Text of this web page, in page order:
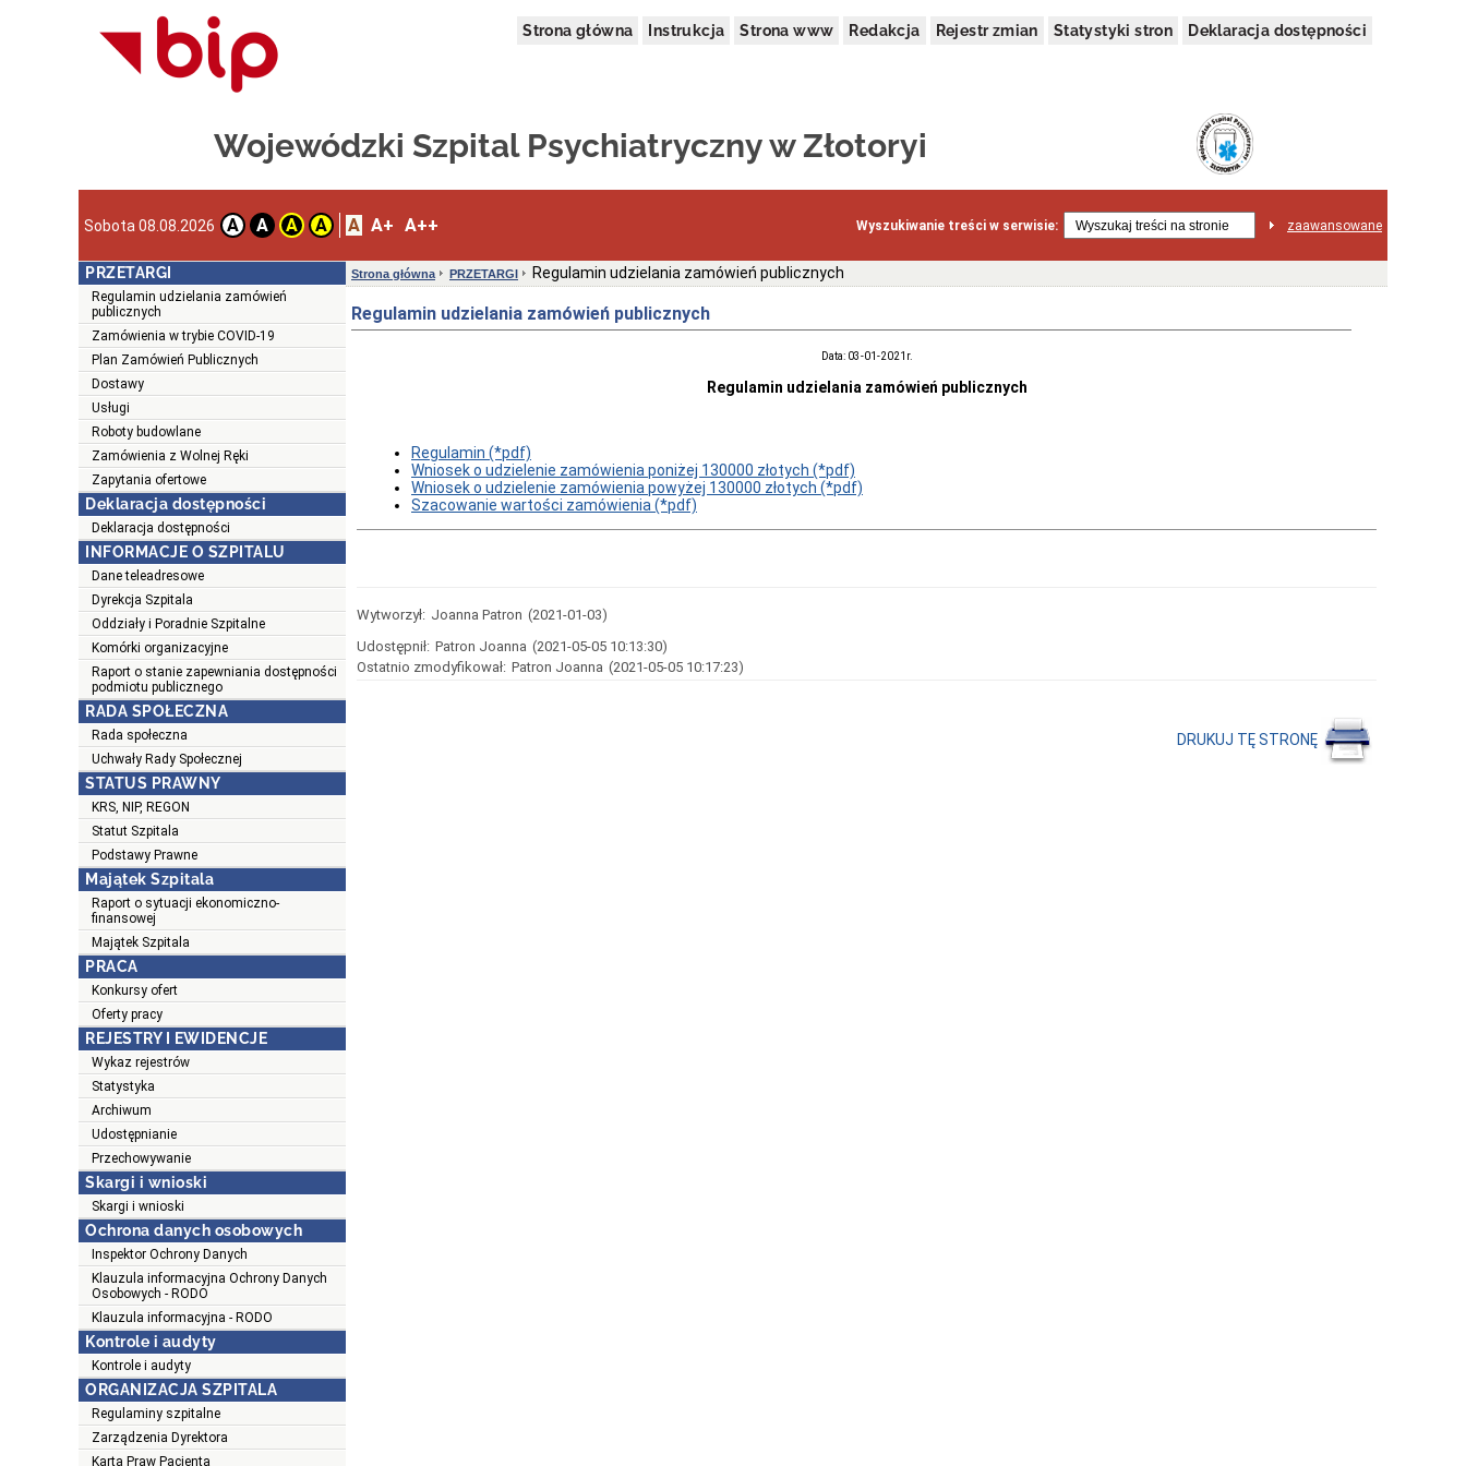
Strona główna Instrukcja Strona www Redakcja Rejestr zmian Statystyki stron Deklaracja dostępności
Wojewódzki Szpital Psychiatryczny w Złotoryi
Sobota 08.08.2026 A A A A A A+ A++ Wyszukiwanie treści w serwisie: zaawansowane
PRZETARGI
Regulamin udzielania zamówień
publicznych
Zamówienia w trybie COVID-19
Plan Zamówień Publicznych
Dostawy
Usługi
Roboty budowlane
Zamówienia z Wolnej Ręki
Zapytania ofertowe
Deklaracja dostępności
Deklaracja dostępności
INFORMACJE O SZPITALU
Dane teleadresowe
Dyrekcja Szpitala
Oddziały i Poradnie Szpitalne
Komórki organizacyjne
Raport o stanie zapewniania dostępności
podmiotu publicznego
RADA SPOŁECZNA
Rada społeczna
Uchwały Rady Społecznej
STATUS PRAWNY
KRS, NIP, REGON
Statut Szpitala
Podstawy Prawne
Majątek Szpitala
Raport o sytuacji ekonomiczno-
finansowej
Majątek Szpitala
PRACA
Konkursy ofert
Oferty pracy
REJESTRY I EWIDENCJE
Wykaz rejestrów
Statystyka
Archiwum
Udostępnianie
Przechowywanie
Skargi i wnioski
Skargi i wnioski
Ochrona danych osobowych
Inspektor Ochrony Danych
Klauzula informacyjna Ochrony Danych
Osobowych - RODO
Klauzula informacyjna - RODO
Kontrole i audyty
Kontrole i audyty
ORGANIZACJA SZPITALA
Regulaminy szpitalne
Zarządzenia Dyrektora
Karta Praw Pacjenta
Strona główna PRZETARGI Regulamin udzielania zamówień publicznych
Regulamin udzielania zamówień publicznych
Data: 03-01-2021r.
Regulamin udzielania zamówień publicznych
Regulamin (*pdf)
Wniosek o udzielenie zamówienia poniżej 130000 złotych (*pdf)
Wniosek o udzielenie zamówienia powyżej 130000 złotych (*pdf)
Szacowanie wartości zamówienia (*pdf)
Wytworzył: Joanna Patron (2021-01-03)
Udostępnił: Patron Joanna (2021-05-05 10:13:30)
Ostatnio zmodyfikował: Patron Joanna (2021-05-05 10:17:23)
DRUKUJ TĘ STRONĘ